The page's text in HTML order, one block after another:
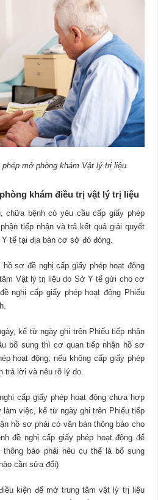
mở phòng khám Vật lý trị liệu
khám điều trị vật lý trị liệu
bệnh có yêu cầu cấp giấy phép
tiếp nhận và trả kết quả giải quyết
tế tại địa bàn cơ sở đó đóng.
sơ đề nghị cấp giấy phép hoạt động
Vật lý trị liệu do Sở Y tế gửi cho cơ
nghị cấp giấy phép hoạt động Phiếu
kể từ ngày ghi trên Phiếu tiếp nhận
bổ sung thì cơ quan tiếp nhận hồ sơ
hoạt động; nếu không cấp giấy phép
trả lời và nêu rõ lý do.
cấp giấy phép hoạt động chưa hợp
làm việc, kể từ ngày ghi trên Phiếu tiếp
hồ sơ phải có văn bản thông báo cho
đề nghị cấp giấy phép hoạt động để
báo phải nêu cụ thể là bổ sung
cần sửa đổi)
kiện để mở trung tâm vật lý trị liệu